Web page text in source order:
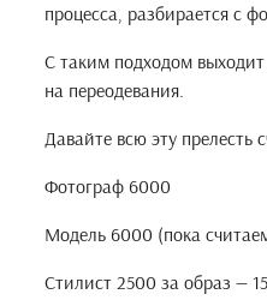
процесса, разбирается с
С таким подходом выходит
на переодевания.
Давайте всю эту прелесть
Фотограф 6000
Модель 6000 (пока
Стилист 2500 за образ —